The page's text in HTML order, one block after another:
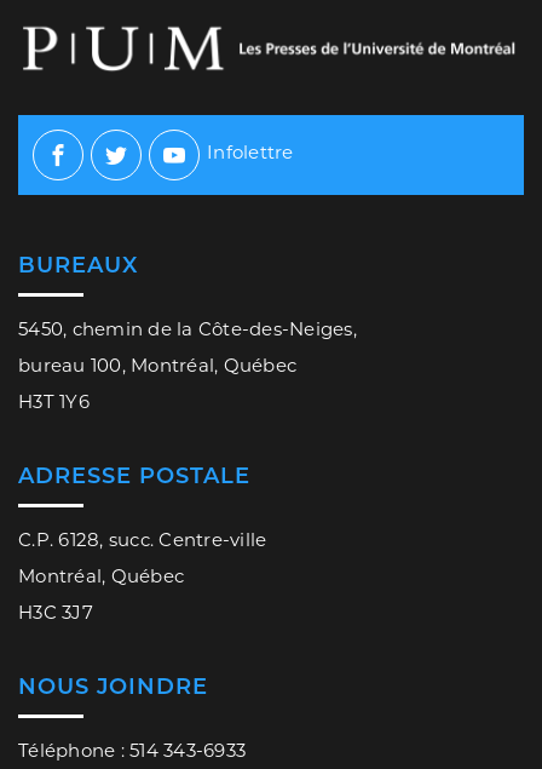
Facebook
TwitterYoutube
Infolettre
BUREAUX
5450, chemin de la Côte-des-Neiges,
bureau 100, Montréal, Québec
H3T 1Y6
ADRESSE POSTALE
C.P. 6128, succ. Centre-ville
Montréal, Québec
H3C 3J7
NOUS JOINDRE
Téléphone : 514 343-6933